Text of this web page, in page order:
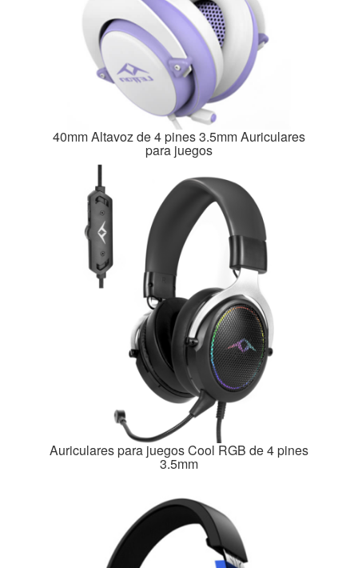
40mm Altavoz de 4 pines 3.5mm Auriculares
para juegos
Auriculares para juegos Cool RGB de 4 pines
3.5mm